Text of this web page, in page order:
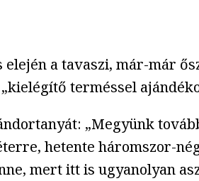
elején a tavaszi, már-már
terméssel
„Megyünk
hetente háromszor-
mert itt is ugyanolyan